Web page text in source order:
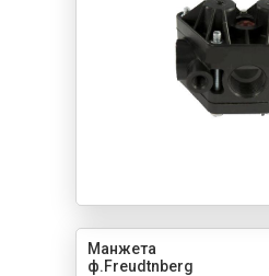
Манжета
ф.Freudtnberg